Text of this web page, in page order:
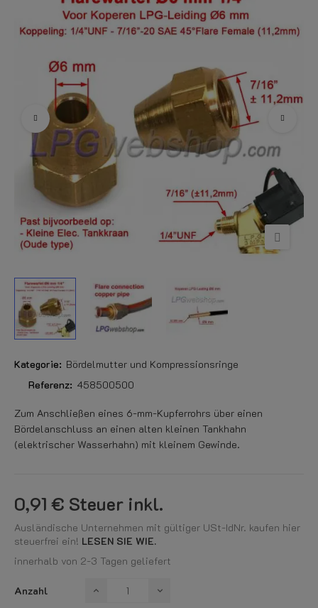
Kategorie: Bördelmutter und Kompressionsringe
Referenz: 458500500
Zum Anschließen eines 6-mm-Kupferrohrs über einen
Bördelanschluss an einen alten kleinen Tankhahn
(elektrischer Wasserhahn) mit kleinem Gewinde.
0,91 € Steuer inkl.
Ausländische Unternehmen mit gültiger USt-IdNr. kaufen hier
steuerfrei ein! LESEN SIE WIE.
innerhalb von 2-3 Tagen geliefert
Anzahl